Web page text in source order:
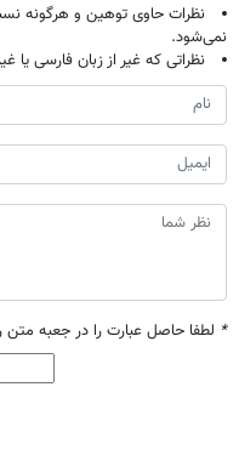
نظرات حاوی توهین و هرگونه
نمی‌شود.
نظراتی که غیر از زبان فارسی یا
* لطفا حاصل عبارت را در جعبه متن